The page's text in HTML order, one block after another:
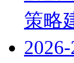
策略